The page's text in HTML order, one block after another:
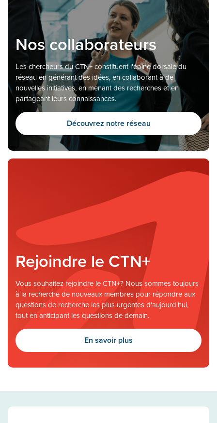
Nos collaborateurs
Les chercheurs du CTN+ constituent l'épine dorsale du
réseau en générant des idées, en collaborant à de
nouvelles initiatives, en menant des recherches et en
partageant leurs connaissances.
Découvrez notre réseau
Rejoindre le CTN+
Vous souhaitez rejoindre le CTN+? Nous sommes toujours
à la recherche de nouveaux membres pour répondre aux
questions de recherche les plus urgentes d'aujourd'hui,
tout en anticipant les questions de demain.
En savoir plus